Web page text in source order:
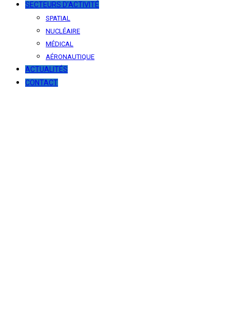
SECTEURS D’ACTIVITÉ
SPATIAL
NUCLÉAIRE
MÉDICAL
AÉRONAUTIQUE
ACTUALITÉS
CONTACT